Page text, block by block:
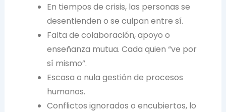
En tiempos de crisis, las personas se
desentienden o se culpan entre sí.
Falta de colaboración, apoyo o
enseñanza mutua. Cada quien “ve por
sí mismo”.
Escasa o nula gestión de procesos
humanos.
Conflictos ignorados o encubiertos, lo